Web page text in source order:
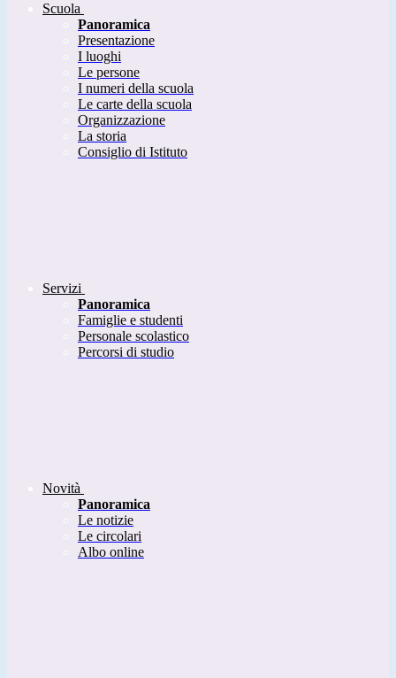
Scuola
Panoramica
Presentazione
I luoghi
Le persone
I numeri della scuola
Le carte della scuola
Organizzazione
La storia
Consiglio di Istituto
Servizi
Panoramica
Famiglie e studenti
Personale scolastico
Percorsi di studio
Novità
Panoramica
Le notizie
Le circolari
Albo online